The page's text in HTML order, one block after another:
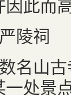
陵祠
名山
处景